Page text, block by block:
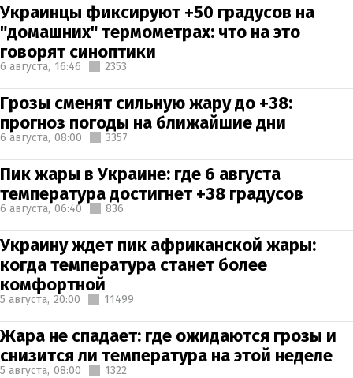
Украинцы фиксируют +50 градусов на
"домашних" термометрах: что на это
говорят синоптики
6 августа, 16:46 2353
Грозы сменят сильную жару до +38:
прогноз погоды на ближайшие дни
6 августа, 08:00 3357
Пик жары в Украине: где 6 августа
температура достигнет +38 градусов
6 августа, 06:40 836
Украину ждет пик африканской жары:
когда температура станет более
комфортной
5 августа, 20:00 11499
Жара не спадает: где ожидаются грозы и
снизится ли температура на этой неделе
5 августа, 08:00 1322